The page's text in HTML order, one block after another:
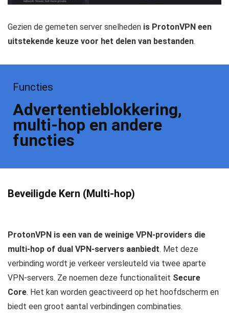
Gezien de gemeten server snelheden is ProtonVPN een
uitstekende keuze voor het delen van bestanden.
Functies
Advertentieblokkering,
multi-hop en andere
functies
Beveiligde Kern (Multi-hop)
ProtonVPN is een van de weinige VPN-providers die
multi-hop of dual VPN-servers aanbiedt. Met deze
verbinding wordt je verkeer versleuteld via twee aparte
VPN-servers. Ze noemen deze functionaliteit Secure
Core. Het kan worden geactiveerd op het hoofdscherm en
biedt een groot aantal verbindingen combinaties.